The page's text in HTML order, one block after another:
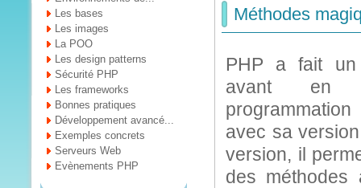
Méthodes
PHP a fait
avant en
avec sa
version, il
des méthodes
Les bases
Les images
La POO
Les design patterns
Sécurité PHP
Les frameworks
Bonnes pratiques
Développement avancé...
Exemples concrets
Serveurs Web
Evènements PHP